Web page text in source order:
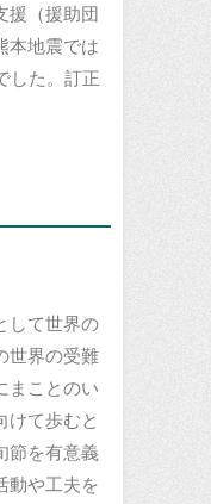
援（援助団
本地震では
した。訂正
して世界の
世界の受難
まことのい
けて歩むと
節を有意義
動や工夫を